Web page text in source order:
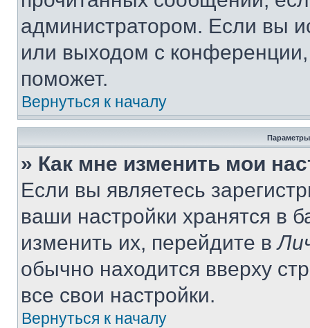
администратором. Если вы
или выходом с
поможет.
Вернуться к началу
Параметры
» Как мне изменить мои
Если вы являетесь
ваши настройки хранятся в
изменить их, перейдите в
обычно находится вверху
все свои настройки.
Вернуться к началу